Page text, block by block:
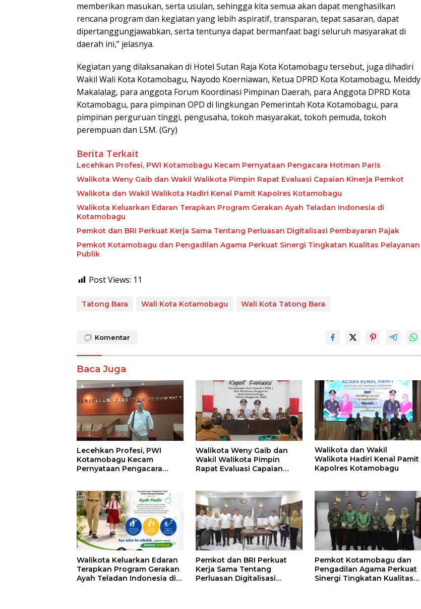
memberikan masukan, serta usulan, sehingga kita semua akan dapat menghasilkan
rencana program dan kegiatan yang lebih aspiratif, transparan, tepat sasaran, dapat
dipertanggungjawabkan, serta tentunya dapat bermanfaat bagi seluruh masyarakat di
daerah ini,” jelasnya.
Kegiatan yang dilaksanakan di Hotel Sutan Raja Kota Kotamobagu tersebut, juga dihadiri
Wakil Wali Kota Kotamobagu, Nayodo Koerniawan, Ketua DPRD Kota Kotamobagu, Meiddy
Makalalag, para anggota Forum Koordinasi Pimpinan Daerah, para Anggota DPRD Kota
Kotamobagu, para pimpinan OPD di lingkungan Pemerintah Kota Kotamobagu, para
pimpinan perguruan tinggi, pengusaha, tokoh masyarakat, tokoh pemuda, tokoh
perempuan dan LSM. (Gry)
Berita Terkait
Lecehkan Profesi, PWI Kotamobagu Kecam Pernyataan Pengacara Hotman Paris
Walikota Weny Gaib dan Wakil Walikota Pimpin Rapat Evaluasi Capaian Kinerja Pemkot
Walikota dan Wakil Walikota Hadiri Kenal Pamit Kapolres Kotamobagu
Walikota Keluarkan Edaran Terapkan Program Gerakan Ayah Teladan Indonesia di
Kotamobagu
Pemkot dan BRI Perkuat Kerja Sama Tentang Perluasan Digitalisasi Pembayaran Pajak
Pemkot Kotamobagu dan Pengadilan Agama Perkuat Sinergi Tingkatan Kualitas Pelayanan
Publik
Post Views: 11
Tatong Bara Wali Kota Kotamobagu Wali Kota Tatong Bara
Komentar
Baca Juga
Lecehkan Profesi, PWI
Kotamobagu Kecam
Pernyataan Pengacara
Walikota Weny Gaib dan
Wakil Walikota Pimpin
Rapat Evaluasi Capaian
Walikota dan Wakil
Walikota Hadiri Kenal Pamit
Kapolres Kotamobagu
Walikota Keluarkan Edaran
Terapkan Program Gerakan
Ayah Teladan Indonesia di
Pemkot dan BRI Perkuat
Kerja Sama Tentang
Perluasan Digitalisasi
Pemkot Kotamobagu dan
Pengadilan Agama Perkuat
Sinergi Tingkatan Kualitas